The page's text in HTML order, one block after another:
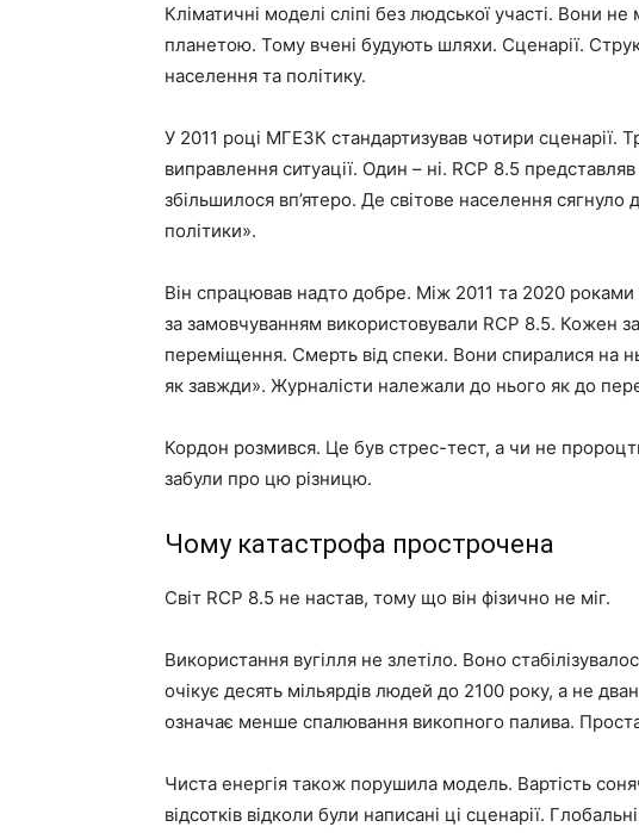
Кліматичні моделі сліпі без людської участі. Вони
планетою. Тому вчені будують шляхи. Сценарії.
населення та політику.
У 2011 році МГЕЗК стандартизував чотири сценарії.
виправлення ситуації. Один – ні. RCP 8.5
збільшилося вп’ятеро. Де світове населення сягнуло
політики».
Він спрацював надто добре. Між 2011 та 2020 роками
за замовчуванням використовували RCP 8.5. Кожен
переміщення. Смерть від спеки. Вони спиралися на
як завжди». Журналісти належали до нього як до
Кордон розмився. Це був стрес-тест, а чи не
забули про цю різницю.
Чому катастрофа прострочена
Світ RCP 8.5 не настав, тому що він фізично не міг.
Використання вугілля не злетіло. Воно
очікує десять мільярдів людей до 2100 року, а не
означає менше спалювання викопного палива.
Чиста енергія також порушила модель. Вартість
відсотків відколи були написані ці сценарії.